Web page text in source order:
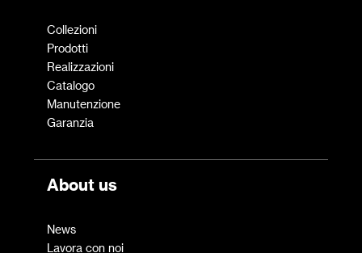
Collezioni
Prodotti
Realizzazioni
Catalogo
Manutenzione
Garanzia
About us
News
Lavora con noi